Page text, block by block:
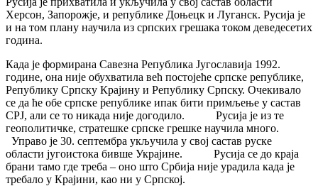
Херсон, Запорожје, и републике Доњецк и Луганск. Русија је
и на том плану научила из српских грешака током деведесетих
година.
Када је формирана Савезна Република Југославија 1992.
године, она није обухватила већ постојеће српске републике,
Републику Српску Крајину и Републику Српску. Очекивало
се да ће обе српске републике ипак бити примљење у састав
СРЈ, али се то никада није догодило. Русија је из те
геополитичке, стратешке српске грешке научила много.
Управо је 30. септембра укључила у свој састав руске
области југоистока бивше Украјине. Русија се до краја
брани тамо где треба – оно што Србија није урадила када је
требало у Крајини, као ни у Српској.